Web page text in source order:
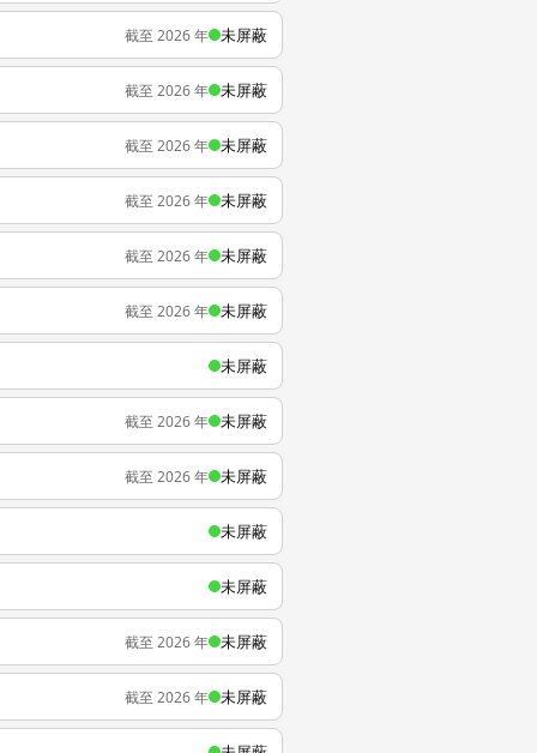
截至 2026 年 未屏蔽
截至 2026 年 未屏蔽
截至 2026 年 未屏蔽
截至 2026 年 未屏蔽
截至 2026 年 未屏蔽
截至 2026 年 未屏蔽
未屏蔽
截至 2026 年 未屏蔽
截至 2026 年 未屏蔽
未屏蔽
未屏蔽
截至 2026 年 未屏蔽
截至 2026 年 未屏蔽